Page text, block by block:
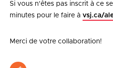
Si vous n’êtes pas inscrit à ce
minutes pour le faire à vsj.ca/
Merci de votre collaboration!